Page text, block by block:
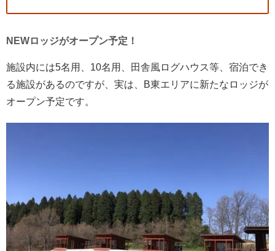
NEWロッジがオープン予定！
施設内には5名用、10名用、田舎風ログハウス等、宿泊でき
る施設があるのですが、実は、B東エリアに新たなロッジが
オープン予定です。